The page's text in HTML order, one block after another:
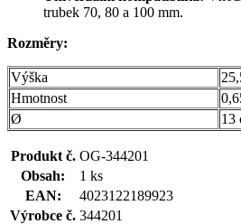
trubek 70, 80 a 100 mm.
Rozměry:
Výška
Hmotnost
Ø
13
Produkt č. OG-344201
Obsah:
1 ks
EAN:
4023122189923
Výrobce č. 344201